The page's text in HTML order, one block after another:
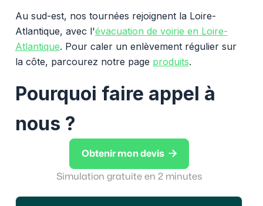
Au sud-est, nos tournées rejoignent la Loire-
Atlantique, avec l'évacuation de voirie en Loire-
Atlantique. Pour caler un enlèvement régulier sur
la côte, parcourez notre page produits.
Pourquoi faire appel à
nous ?
Obtenir mon devis 
Simulation gratuite en 2 minutes